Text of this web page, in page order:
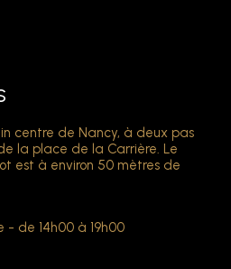
centre de Nancy, à deux pas
la place de la Carrière. Le
est à environ 50 mètres de
- de 14h00 à 19h00